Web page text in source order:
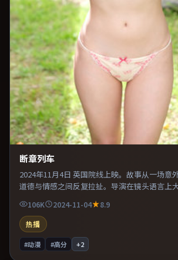
断章列车
2024年11月4日 英国院线上映。故事从一场意
道德与情感之间反复拉扯。导演在镜头语言上
特写交替强化压迫感。片尾留白意味深长，值
图。
106K 2024-11-04
8.9
热播
#动漫 #高分 +2